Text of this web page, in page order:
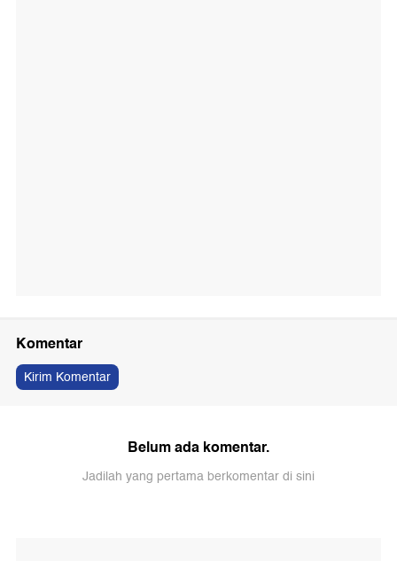
Komentar
Kirim Komentar
Belum ada komentar.
Jadilah yang pertama berkomentar di sini